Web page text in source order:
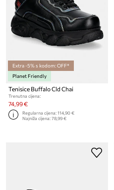
Extra -5% s kodom: OFF*
Planet Friendly
Tenisice Buffalo Cld Chai
Trenutna cijena:
74,99 €
Regularna cijena:114,90 €
Najniža cijena:78,99 €